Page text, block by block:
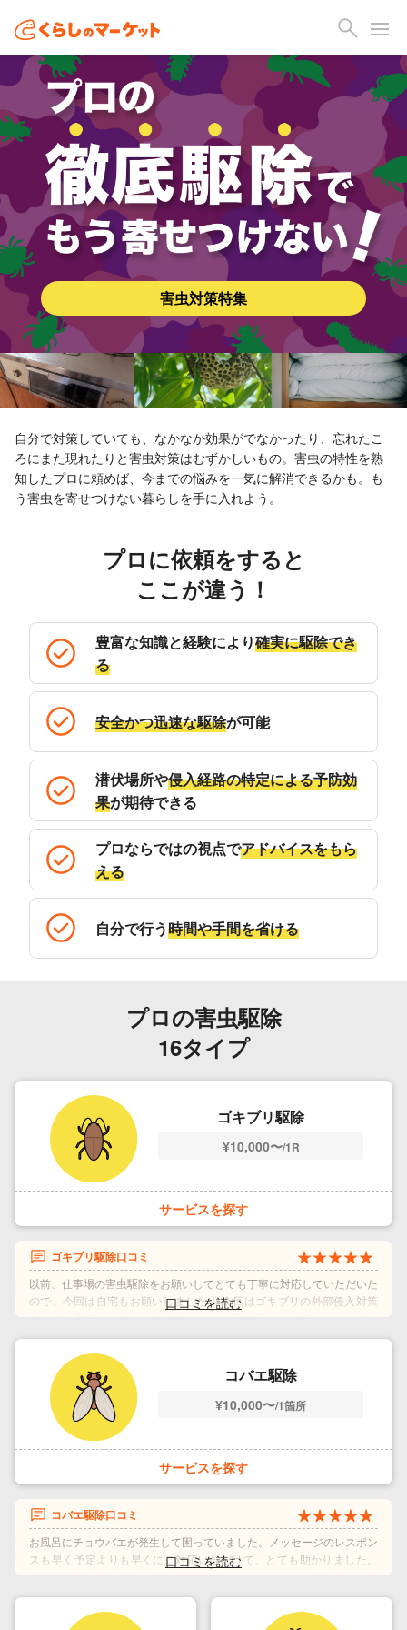
害虫対策特集
自分で対策していても、なかなか効果がでなかったり、忘れたこ
ろにまた現れたりと害虫対策はむずかしいもの。害虫の特性を熟
知したプロに頼めば、今までの悩みを一気に解消できるかも。も
う害虫を寄せつけない暮らしを手に入れよう。
プロに依頼をすると
ここが違う！
豊富な知識と経験により確実に駆除でき
る
安全かつ迅速な駆除が可能
潜伏場所や侵入経路の特定による予防効
果が期待できる
プロならではの視点でアドバイスをもら
える
自分で行う時間や手間を省ける
プロの害虫駆除
16タイプ
ゴキブリ駆除
¥10,000〜/1R
サービスを探す
ゴキブリ駆除口コミ
以前、仕事場の害虫駆除をお願いしてとても丁寧に対応していただいた
ので、今回は自宅もお願いしました！ 今回はゴキブリの外部侵入対策
のか」を細かく説明しながら、一つ一つ対策してくださいました。 自
分では気づかないような隙間や侵入経路までしっかり確認してくださ
り、普段の生活で気をつけた方がいいことや、今後の予防方法までかな
り丁寧に教えていただけて、本当に安心感がありました。 害虫駆除っ
て“その場しのぎ”のイメージがあったのですが、ここまで原因や予防ま
で親身に寄り添ってくださる業者さんは初めてで、お願いして本当によ
今年は安心して過ごせそうです。 対応もすごく丁寧で話しやすく、不
安なことも全部相談できました！本当にありがとうございました！
利用時期：2026年5月
出典：口コミ｜くらしのマーケット
コバエ駆除
¥10,000〜/1箇所
サービスを探す
コバエ駆除口コミ
お風呂にチョウバエが発生して困っていました。メッセージのレスポン
スも早く予定よりも早くにご対応いただけて、とても助かりました。
のが嬉しいです。利用してから3日経ちますが、あれからチョウバエを